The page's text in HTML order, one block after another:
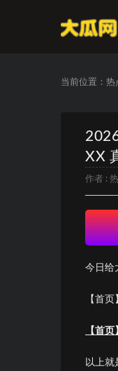
当前位置： 热
XX
作者 :
今日给
【首
【首页
以上就